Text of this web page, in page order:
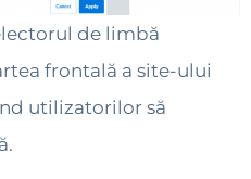
de limbă
frontală a site-ului
utilizatorilor să